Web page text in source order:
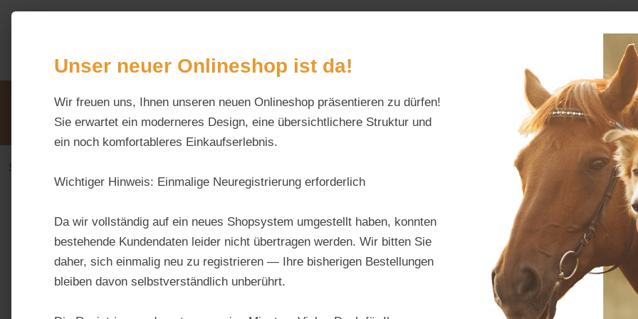
Hauptinhalt springen
Zur Suche springen
Alles fürs
Unsere VorteileBeratung via WhatsApp:
0176 / 99 66 31 80
Schreiben Sie uns:
info@tierfutter-fischer.de
Öffnungszeiten:
Mo–Fr: 9–18 Uhr ·
Stall & Weide
Unser neuer Onlineshop ist da!
Wir freuen uns, Ihnen unseren neuen Onlineshop präsentieren zu dürfen!
Sie erwartet ein moderneres Design, eine übersichtlichere Struktur und
ein noch komfortableres Einkaufserlebnis.
Wichtiger Hinweis: Einmalige Neuregistrierung erforderlich
Da wir vollständig auf ein neues Shopsystem umgestellt haben, konnten
bestehende Kundendaten leider nicht übertragen werden. Wir bitten Sie
daher, sich einmalig neu zu registrieren — Ihre bisherigen Bestellungen
bleiben davon selbstverständlich unberührt.